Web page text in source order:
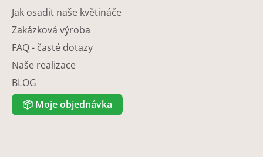
Jak osadit naše květináče
Zakázková výroba
FAQ - časté dotazy
Naše realizace
BLOG
📦 Moje objednávka